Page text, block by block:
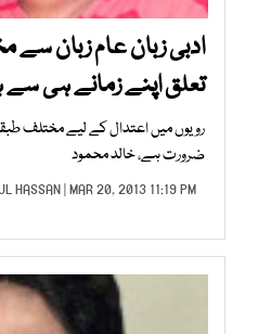
ادبی زبان عام زبان
تعلق اپنے زمانے ہی سے
رویوں میں اعتدال کے لیے مختلف
ضرورت ہے، خالد محمود
HASSAN| MAR 20, 2013 11:19 PM |